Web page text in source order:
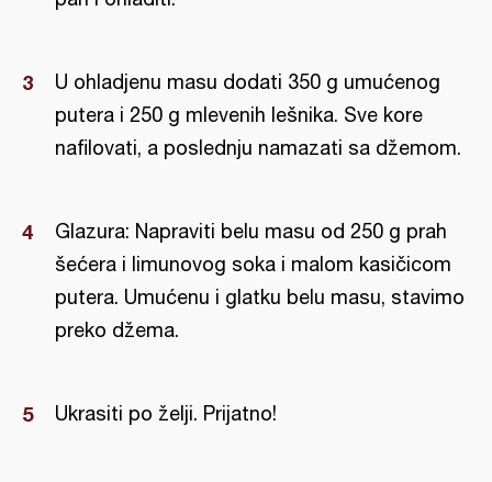
U ohladjenu masu dodati 350 g umućenog
putera i 250 g mlevenih lešnika. Sve kore
nafilovati, a poslednju namazati sa džemom.
Glazura: Napraviti belu masu od 250 g prah
šećera i limunovog soka i malom kasičicom
putera. Umućenu i glatku belu masu, stavimo
preko džema.
Ukrasiti po želji. Prijatno!